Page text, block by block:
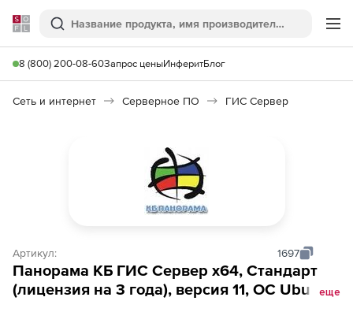
Softline
Поиск
8 (800) 200-08-60Запрос ценыИнферитБлог
Сеть и интернет Серверное ПО ГИС Сервер
Артикул: 1697
Панорама КБ ГИС Сервер x64, Стандарт
(лицензия на 3 года), версия 11, ОС Ubuntu
еще